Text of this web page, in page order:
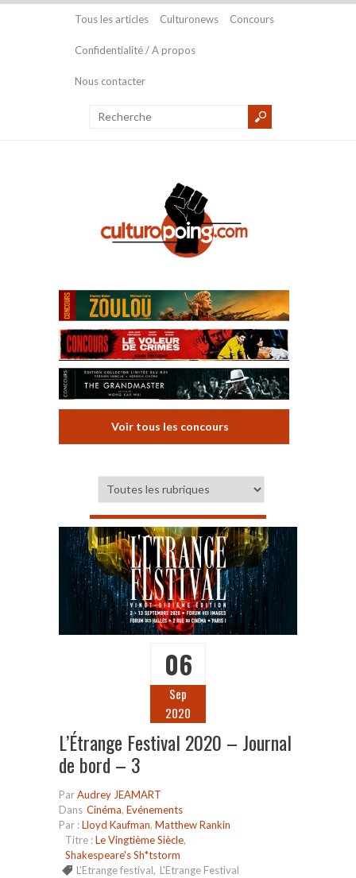
Tous les articles Culturonews Concours
Confidentialité / A propos
Nous contacter
Voir tous les concours
06
Sep
2020
L’Étrange Festival 2020 – Journal
de bord – 3
ParAudrey JEAMART
Dans Cinéma, Evénements
Par :Lloyd Kaufman, Matthew Rankin
Titre :Le Vingtième Siècle,
Shakespeare's Sh*tstorm
L'Etrange festival, L'Etrange Festival